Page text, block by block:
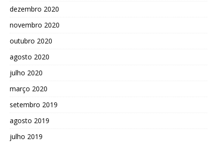
dezembro 2020
novembro 2020
outubro 2020
agosto 2020
julho 2020
março 2020
setembro 2019
agosto 2019
julho 2019